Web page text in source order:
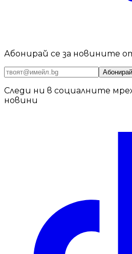
Абонирай се за новините
Следи ни в социалните
новини